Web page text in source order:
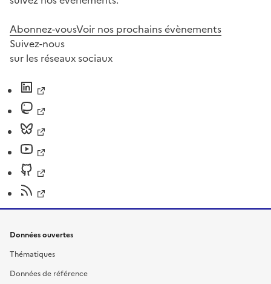
Abonnez-vousVoir nos prochains évènements
Suivez-nous
sur les réseaux sociaux
Données ouvertes
Thématiques
Données de référence